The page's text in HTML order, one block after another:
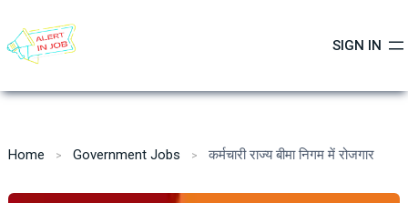
content
SIGN IN
Home Government Jobs कर्मचारी राज्य बीमा निगम में रोजगार